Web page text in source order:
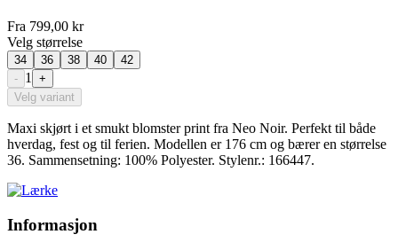
Fra 799,00 kr
Velg størrelse
34 36 38 40
42
- 1
+
Velg variant
Maxi skjørt i et smukt blomster print fra Neo Noir. Perfekt til både
hverdag, fest og til ferien. Modellen er 176 cm og bærer en størrelse
36. Sammensetning: 100% Polyester. Stylenr.: 166447.
Informasjon